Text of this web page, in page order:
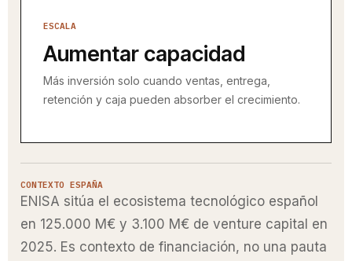
ESCALA
Aumentar capacidad
Más inversión solo cuando ventas, entrega,
retención y caja pueden absorber el crecimiento.
CONTEXTO ESPAÑA
ENISA sitúa el ecosistema tecnológico español
en 125.000 M€ y 3.100 M€ de venture capital en
2025. Es contexto de financiación, no una pauta